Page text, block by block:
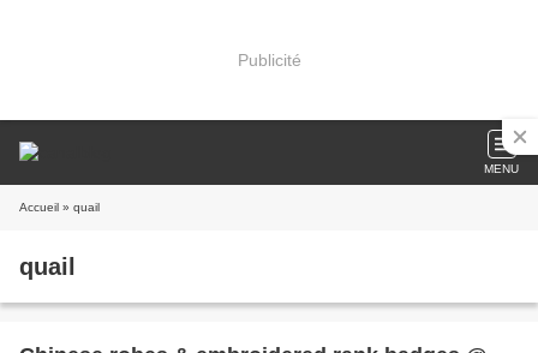
Publicité
MENU
Accueil » quail
quail